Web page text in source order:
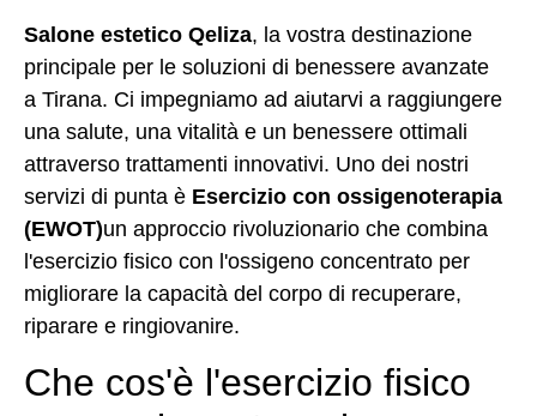
Salone estetico Qeliza, la vostra destinazione
principale per le soluzioni di benessere avanzate
a Tirana. Ci impegniamo ad aiutarvi a raggiungere
una salute, una vitalità e un benessere ottimali
attraverso trattamenti innovativi. Uno dei nostri
servizi di punta è Esercizio con ossigenoterapia
(EWOT)un approccio rivoluzionario che combina
l'esercizio fisico con l'ossigeno concentrato per
migliorare la capacità del corpo di recuperare,
riparare e ringiovanire.
Che cos'è l'esercizio fisico